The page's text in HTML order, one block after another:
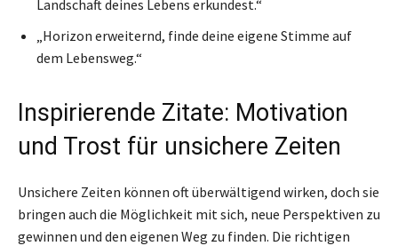
Landschaft deines Lebens erkundest.“
„Horizon erweiternd, finde deine eigene Stimme auf
dem Lebensweg.“
Inspirierende Zitate: Motivation
und Trost für unsichere Zeiten
Unsichere Zeiten können oft überwältigend wirken, doch sie
bringen auch die Möglichkeit mit sich, neue Perspektiven zu
gewinnen und den eigenen Weg zu finden. Die richtigen